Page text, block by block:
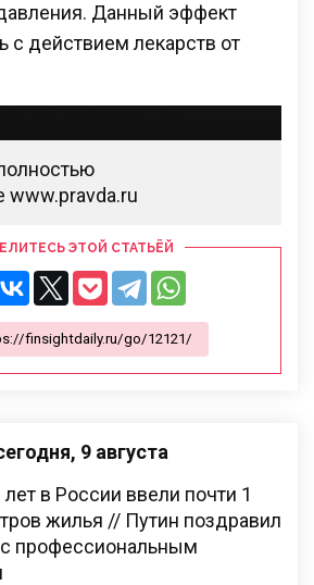
Данный эффект
с действием лекарств от
www.pravda.ru
ЭТОЙ СТАТЬЁЙ
9 августа
лет в России ввели почти 1
жилья // Путин поздравил
с профессиональным